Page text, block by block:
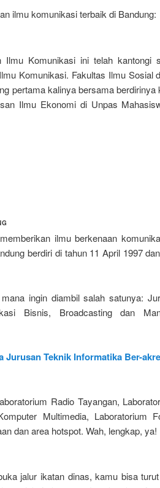
ilmu komunikasi terbaik di Bandung:
Komunikasi ini telah kantongi
Komunikasi. Fakultas Ilmu Sosial
pertama kalinya bersama berdirinya
Ilmu Ekonomi di Unpas
ilmu berkenaan
berdiri di tahun 11 April 1997
ingin diambil salah satunya:
Bisnis, Broadcasting dan
Jurusan Teknik Informatika Ber-
Radio Tayangan,
Multimedia, Laboratorium
dan area hotspot. Wah, lengkap, ya!
jalur ikatan dinas, kamu bisa